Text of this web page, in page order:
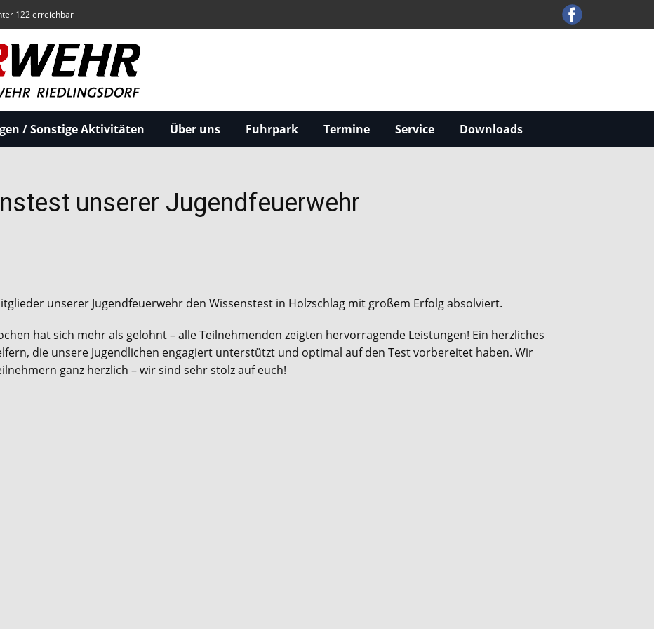
122 erreichbar
/ Sonstige Aktivitäten Über uns Fuhrpark Termine Service Downloads
unserer Jugendfeuerwehr
unserer Jugendfeuerwehr den Wissenstest in Holzschlag mit großem Erfolg absolviert.
hat sich mehr als gelohnt – alle Teilnehmenden zeigten hervorragende Leistungen! Ein herzliches
die unsere Jugendlichen engagiert unterstützt und optimal auf den Test vorbereitet haben. Wir
ganz herzlich – wir sind sehr stolz auf euch!